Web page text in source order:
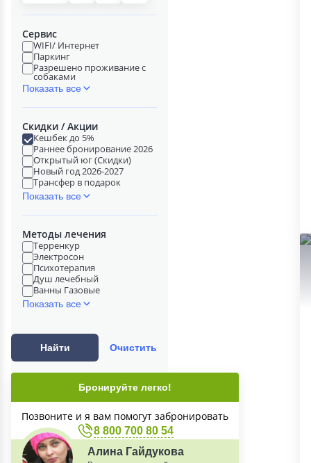
Сервис
WIFI/ Интернет
Паркинг
Разрешено проживание с
собаками
Показать все
Скидки / Акции
Кешбек до 5%
Раннее бронирование 2026
Открытый юг (Скидки)
Новый год 2026-2027
Трансфер в подарок
Показать все
Методы лечения
Терренкур
Электросон
Психотерапия
Душ лечебный
Ванны Газовые
Показать все
Найти Очистить
Бронируйте легко!
Позвоните и я вам помогут забронировать
8 800 700 80 54
Алина Гайдукова